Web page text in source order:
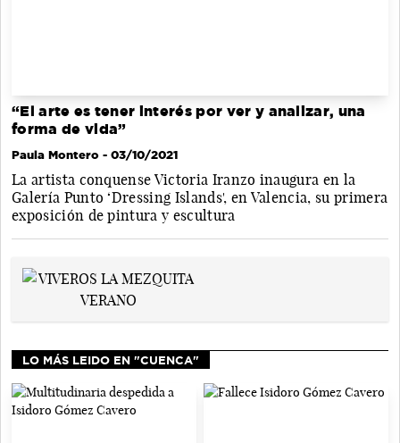
“El arte es tener interés por ver y analizar, una
forma de vida”
Paula Montero - 03/10/2021
La artista conquense Victoria Iranzo inaugura en la
Galería Punto ‘Dressing Islands', en Valencia, su primera
exposición de pintura y escultura
LO MÁS LEIDO EN "CUENCA"